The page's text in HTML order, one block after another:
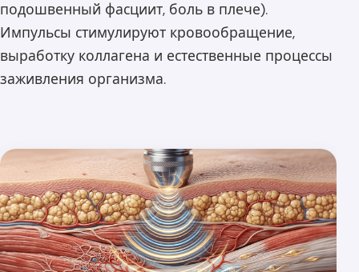
подошвенный фасциит, боль в плече).
Импульсы стимулируют кровообращение,
выработку коллагена и естественные процессы
заживления организма.